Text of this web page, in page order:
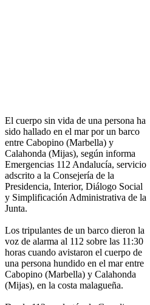
El cuerpo sin vida de una persona ha
sido hallado en el mar por un barco
entre Cabopino (Marbella) y
Calahonda (Mijas), según informa
Emergencias 112 Andalucía, servicio
adscrito a la Consejería de la
Presidencia, Interior, Diálogo Social
y Simplificación Administrativa de la
Junta.
Los tripulantes de un barco dieron la
voz de alarma al 112 sobre las 11:30
horas cuando avistaron el cuerpo de
una persona hundido en el mar entre
Cabopino (Marbella) y Calahonda
(Mijas), en la costa malagueña.